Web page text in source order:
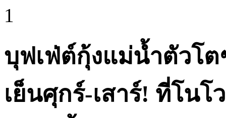
1
บุฟเฟ่ต์กุ้งแม่น้ำตัวโ
เย็นศุกร์-เสาร์! ที่โน